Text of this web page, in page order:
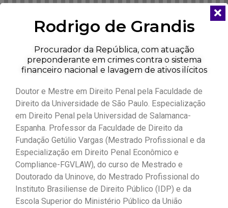
Rodrigo de Grandis
Procurador da República, com atuação
preponderante em crimes contra o sistema
financeiro nacional e lavagem de ativos ilícitos
Doutor e Mestre em Direito Penal pela Faculdade de
Direito da Universidade de São Paulo. Especialização
em Direito Penal pela Universidad de Salamanca-
Espanha. Professor da Faculdade de Direito da
Fundação Getúlio Vargas (Mestrado Profissional e da
Especialização em Direito Penal Econômico e
Compliance-FGVLAW), do curso de Mestrado e
Doutorado da Uninove, do Mestrado Profissional do
Instituto Brasiliense de Direito Público (IDP) e da
Escola Superior do Ministério Público da União